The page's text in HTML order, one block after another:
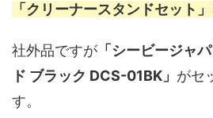
「クリーナースタンドセット
社外品ですが 「シービージャ
ド ブラック DCS-01BK」 がセ
す。